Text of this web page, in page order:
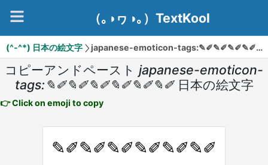
（｡◑ヮ◑｡）TextKool
(^-^*) 日本の絵文字 japanese-emoticon-tags:✎✐✎✐✎✐✎✐✎✐✎✐
コピーアンドペースト japanese-emoticon-
tags:✎✐✎✐✎✐✎✐✎✐✎✐ 日本の絵文字
👉 Click on emoji to copy
✎✐✎✐✎✐✎✐✎✐✎✐